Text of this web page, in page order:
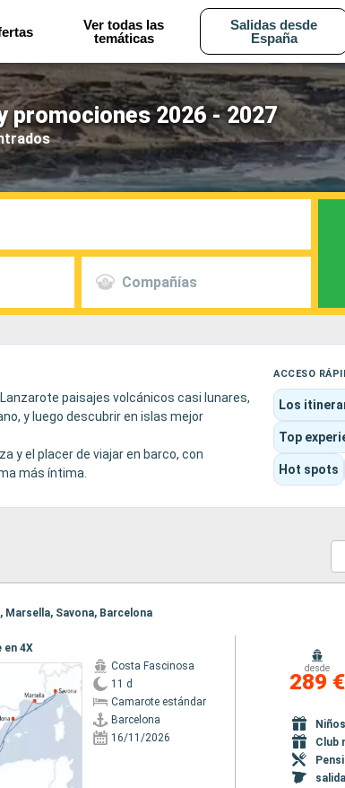
Ver todas las
temáticas
Salidas desde
España
promociones 2026 - 2027
Compañías
paisajes volcánicos casi lunares,
y luego descubrir en islas mejor
y el placer de viajar en barco, con
más íntima.
ACCESO
Los
Top
Hot spots
Marsella, Savona, Barcelona
en 4X
Costa Fascinosa
11 d
Camarote estándar
Barcelona
16/11/2026
desde
289 €
Club